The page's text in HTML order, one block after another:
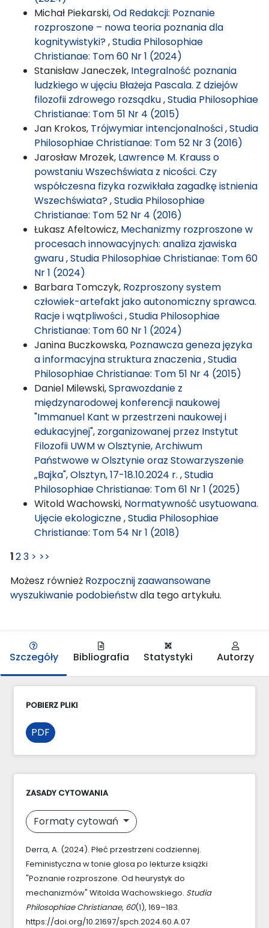
Michał Piekarski,Od Redakcji: Poznanie
rozproszone – nowa teoria poznania dla
kognitywistyki?,Studia Philosophiae
Christianae: Tom 60 Nr 1 (2024)
Stanisław Janeczek, Integralność poznania
ludzkiego w ujęciu Błażeja Pascala. Z dziejów
filozofii zdrowego rozsądku,Studia Philosophiae
Christianae: Tom 51 Nr 4 (2015)
Jan Krokos, Trójwymiar intencjonalności,Studia
Philosophiae Christianae: Tom 52 Nr 3 (2016)
Jarosław Mrozek, Lawrence M. Krauss o
powstaniu Wszechświata z nicości. Czy
współczesna fizyka rozwikłała zagadkę istnienia
Wszechświata?,Studia Philosophiae
Christianae: Tom 52 Nr 4 (2016)
Łukasz Afeltowicz, Mechanizmy rozproszone w
procesach innowacyjnych: analiza zjawiska
gwaru,Studia Philosophiae Christianae: Tom 60
Nr 1 (2024)
Barbara Tomczyk, Rozproszony system
człowiek-artefakt jako autonomiczny sprawca.
Racje i wątpliwości,Studia Philosophiae
Christianae: Tom 60 Nr 1 (2024)
Janina Buczkowska, Poznawcza geneza języka
a informacyjna struktura znaczenia,Studia
Philosophiae Christianae: Tom 51 Nr 4 (2015)
Daniel Milewski,Sprawozdanie z
międzynarodowej konferencji naukowej
"Immanuel Kant w przestrzeni naukowej i
edukacyjnej", zorganizowanej przez Instytut
Filozofii UWM w Olsztynie, Archiwum
Państwowe w Olsztynie oraz Stowarzyszenie
„Bajka", Olsztyn, 17-18.10.2024 r. ,Studia
Philosophiae Christianae: Tom 61 Nr 1 (2025)
Witold Wachowski, Normatywność usytuowana.
Ujęcie ekologiczne,Studia Philosophiae
Christianae: Tom 54 Nr 1 (2018)
123 > >>
Możesz również Rozpocznij zaawansowane
wyszukiwanie podobieństwdla tego artykułu.
Szczegóły Bibliografia Statystyki Autorzy
POBIERZ PLIKI
PDF
ZASADY CYTOWANIA
Formaty cytowań
Derra, A. (2024). Płeć przestrzeni codziennej.
Feministyczna w tonie glosa po lekturze książki
"Poznanie rozproszone. Od heurystyk do
mechanizmów" Witolda Wachowskiego. Studia
Philosophiae Christianae, 60(1), 169–183.
https://doi.org/10.21697/spch.2024.60.A.07